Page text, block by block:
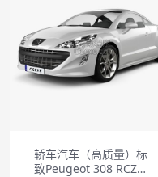
轿车汽车（高质量）标
致Peugeot 308 RCZ